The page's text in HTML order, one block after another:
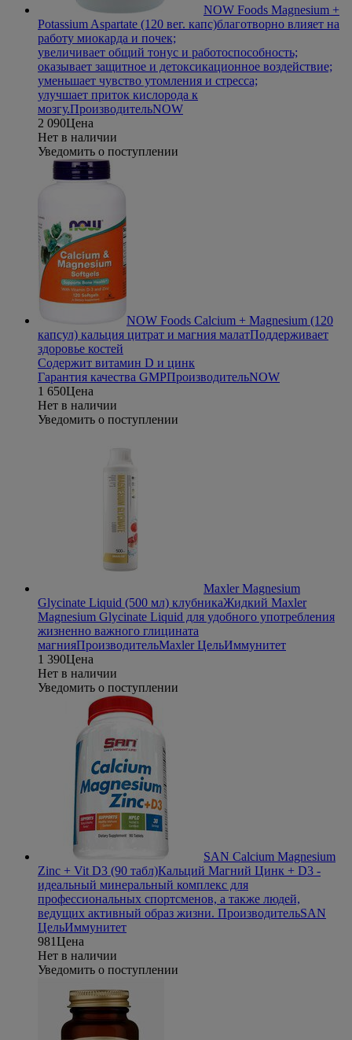
NOW Foods Magnesium +
Potassium Aspartate (120 вег. капс)благотворно влияет на
работу миокарда и почек;
увеличивает общий тонус и работоспособность;
оказывает защитное и детоксикационное воздействие;
уменьшает чувство утомления и стресса;
улучшает приток кислорода к
мозгу.ПроизводительNOW
2 090Цена
Нет в наличии
Уведомить о поступлении
NOW Foods Calcium + Magnesium (120
капсул) кальция цитрат и магния малатПоддерживает
здоровье костей
Содержит витамин D и цинк
Гарантия качества GMPПроизводительNOW
1 650Цена
Нет в наличии
Уведомить о поступлении
Maxler Magnesium
Glycinate Liquid (500 мл) клубникаЖидкий Maxler
Magnesium Glycinate Liquid для удобного употребления
жизненно важного глицината
магнияПроизводительMaxler ЦельИммунитет
1 390Цена
Нет в наличии
Уведомить о поступлении
SAN Calcium Magnesium
Zinc + Vit D3 (90 табл)Кальций Магний Цинк + D3 -
идеальный минеральный комплекс для
профессиональных спортсменов, а также людей,
ведущих активный образ жизни. ПроизводительSAN
ЦельИммунитет
981Цена
Нет в наличии
Уведомить о поступлении